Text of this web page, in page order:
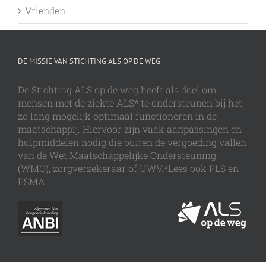
Vrienden
DE MISSIE VAN STICHTING ALS OP DE WEG
De Stichting ALS op de weg heeft als doel om
mensen met de ziekte ALS* te ondersteunen bij het
zo lang mogelijk optimaal functioneren in de
maatschappij. Hiervoor zijn vaak aanpassingen en
hulpmiddelen nodig die buiten de vergoeding vallen
van de Wet Maatschappelijke Ondersteuning
(WMO), zorgverzekeraar of UWV.*Lees ook PLS en
PSMA